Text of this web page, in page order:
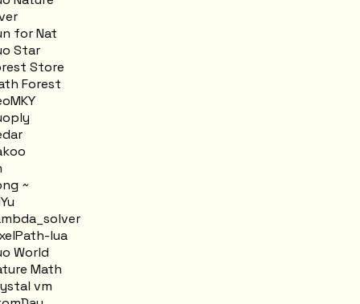
for Nat
Star
Store
Forest
~
lua
World
Math
vm